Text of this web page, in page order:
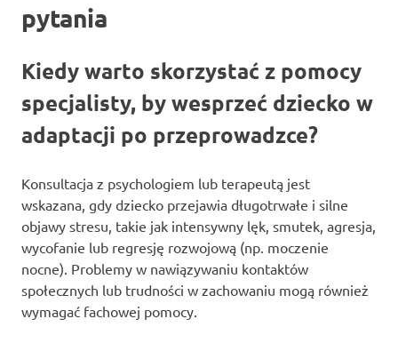
pytania
Kiedy warto skorzystać z pomocy
specjalisty, by wesprzeć dziecko w
adaptacji po przeprowadzce?
Konsultacja z psychologiem lub terapeutą jest
wskazana, gdy dziecko przejawia długotrwałe i silne
objawy stresu, takie jak intensywny lęk, smutek, agresja,
wycofanie lub regresję rozwojową (np. moczenie
nocne). Problemy w nawiązywaniu kontaktów
społecznych lub trudności w zachowaniu mogą również
wymagać fachowej pomocy.